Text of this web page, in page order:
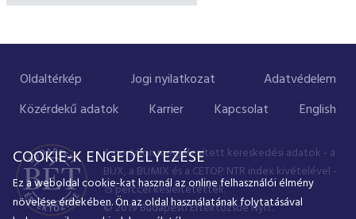
Oldaltérkép Jogi nyilatkozat
Adatvédelem
Közérdekű adatok
Karrier Kapcsolat English
A portálon megjelenített kereskedési adatok - a
BUX, a BUMIX és a CETOP NTR index kivételével -
15 perccel késleltetettek.
© 2019 Budapesti Értéktőzsde Nyrt.
COOKIE-K ENGEDÉLYEZÉSE
Ez a weboldal cookie-kat használ az online felhasználói élmény
növelése érdekében. Ön az oldal használatának folytatásával